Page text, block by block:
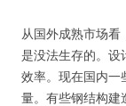
从国外成熟市场
是没法生存的。设
效率。现在国内一
量。有些钢结构建